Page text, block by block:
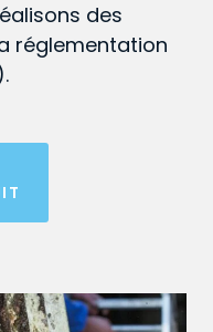
des
réglementation